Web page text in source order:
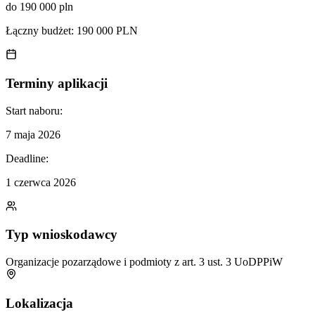
do 190 000 pln
Łączny budżet: 190 000 PLN
Terminy aplikacji
Start naboru:
7 maja 2026
Deadline:
1 czerwca 2026
Typ wnioskodawcy
Organizacje pozarządowe i podmioty z art. 3 ust. 3 UoDPPiW
Lokalizacja